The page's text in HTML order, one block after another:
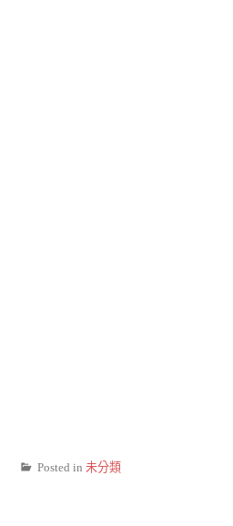
Posted in 未分類